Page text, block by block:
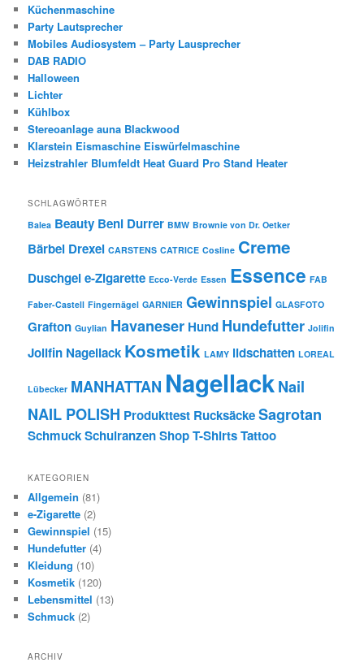
Küchenmaschine
Party Lautsprecher
Mobiles Audiosystem – Party Lausprecher
DAB RADIO
Halloween
Lichter
Kühlbox
Stereoanlage auna Blackwood
Klarstein Eismaschine Eiswürfelmaschine
Heizstrahler Blumfeldt Heat Guard Pro Stand Heater
SCHLAGWÖRTER
Balea Beauty Beni Durrer BMW Brownie von Dr. Oetker
Bärbel Drexel CARSTENS CATRICE Cosline Creme
Duschgele-Zigarette Ecco-Verde Essen Essence FAB
Faber-Castell Fingernägel GARNIER Gewinnspiel GLASFOTO
Grafton Guylian Havaneser Hund Hundefutter Jolifin
Jolifin Nagellack Kosmetik LAMY lidschatten LOREAL
Lübecker MANHATTAN NagellackNail
NAIL POLISH Produkttest RucksäckeSagrotan
SchmuckSchulranzenShopT-ShirtsTattoo
KATEGORIEN
Allgemein (81)
e-Zigarette (2)
Gewinnspiel (15)
Hundefutter (4)
Kleidung (10)
Kosmetik (120)
Lebensmittel (13)
Schmuck (2)
ARCHIV